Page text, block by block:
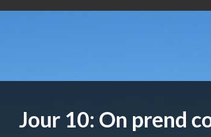
Jour 10: On prend